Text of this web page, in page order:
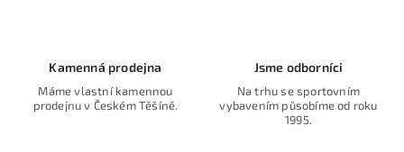
Kamenná prodejna
Máme vlastní kamennou
prodejnu v Českém Těšíně.
Jsme odborníci
Na trhu se sportovním
vybavením působíme od roku
1995.